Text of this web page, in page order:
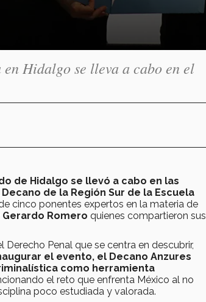
Hidalgo se lleva a cabo en el
de Hidalgo se llevó a cabo en las
Decano de la Región Sur de la Escuela
cinco ponentes expertos en la materia de
Gerardo Romero quienes compartieron sus
Derecho Penal que se centra en descubrir,
el evento, el Decano Anzures
como herramienta
el reto que enfrenta México al no
poco estudiada y valorada.